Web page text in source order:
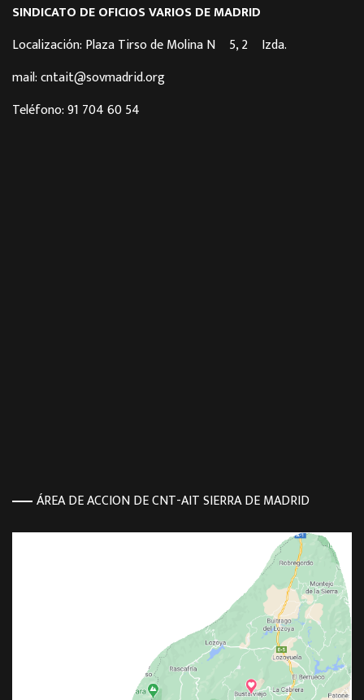
SINDICATO DE OFICIOS VARIOS DE MADRID
Localización: Plaza Tirso de Molina Nº 5, 2º Izda.
mail: cntait@sovmadrid.org
Teléfono: 91 704 60 54
ÁREA DE ACCION DE CNT-AIT SIERRA DE MADRID